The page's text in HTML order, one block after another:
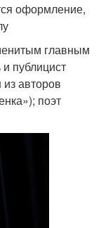
оформление,
главным
публицист
авторов
поэт